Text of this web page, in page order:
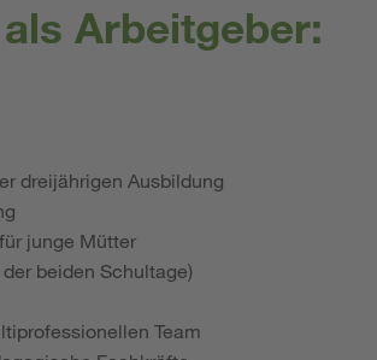
Arbeitgeber:
dreijährigen Ausbildung
junge Mütter
beiden Schultage)
Team